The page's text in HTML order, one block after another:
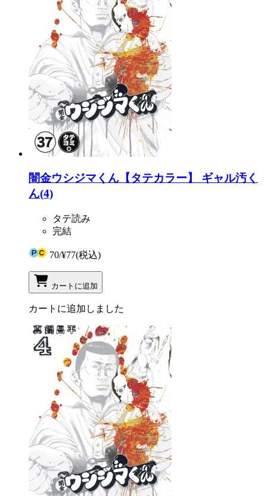
闇金ウシジマくん【タテカラー】 ギャル汚く
ん(4)
タテ読み
完結
70/¥77(税込)
カートに追加
カートに追加しました